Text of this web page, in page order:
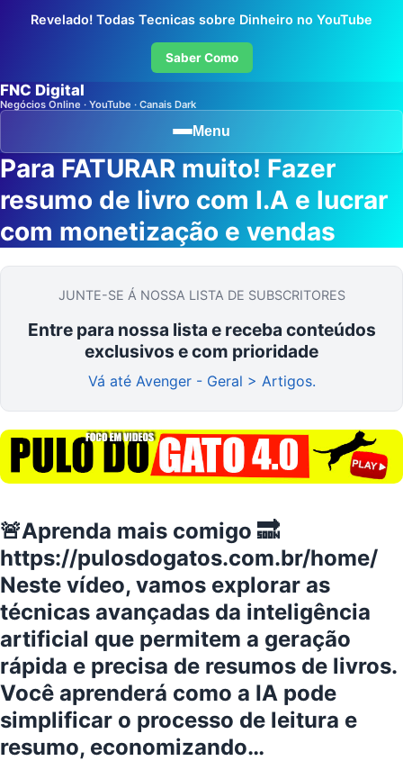
Revelado! Todas Tecnicas sobre Dinheiro no YouTube
Saber Como
FNC Digital
Negócios Online · YouTube · Canais Dark
Menu
Para FATURAR muito! Fazer
resumo de livro com I.A e lucrar
com monetização e vendas
JUNTE-SE Á NOSSA LISTA DE SUBSCRITORES
Entre para nossa lista e receba conteúdos
exclusivos e com prioridade
Vá até Avenger - Geral > Artigos.
🚨Aprenda mais comigo 🔜
https://pulosdogatos.com.br/home/
Neste vídeo, vamos explorar as
técnicas avançadas da inteligência
artificial que permitem a geração
rápida e precisa de resumos de livros.
Você aprenderá como a IA pode
simplificar o processo de leitura e
resumo, economizando…